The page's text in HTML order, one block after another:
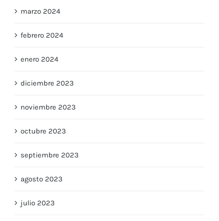
marzo 2024
febrero 2024
enero 2024
diciembre 2023
noviembre 2023
octubre 2023
septiembre 2023
agosto 2023
julio 2023